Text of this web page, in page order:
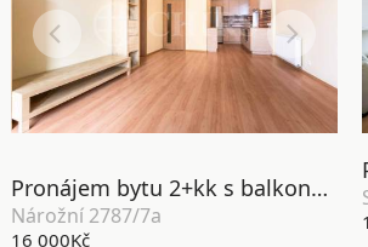
Pronájem bytu 2+kk s balkonem, OV, 56m2, ul. Nárožní 2787/7a, Praha 5 - Stodůlky
Nárožní 2787/7a
16 000Kč